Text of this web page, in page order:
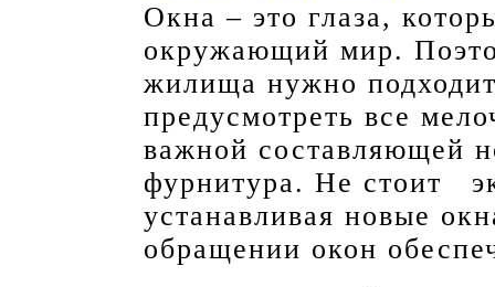
Окна – это глаза,
окружающий мир.
жилища нужно
предусмотреть все
важной составляющей
фурнитура. Не стоит
устанавливая новые
обращении окон